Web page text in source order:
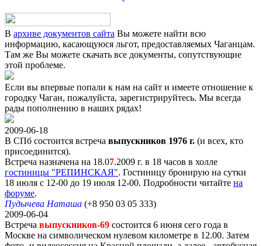
В архиве документов сайта Вы можете найти всю
информацию, касающуюся льгот, предоставляемых Чаганцам.
Там же Вы можете скачать все документы, сопутствующие
этой проблеме.
Если вы впервые попали к нам на сайт и имеете отношение к
городку Чаган, пожалуйста, зарегистрируйтесь. Мы всегда
рады пополнению в наших рядах!
2009-06-18
В СПб состоится встреча выпускников 1976 г. (и всех, кто
присоединится).
Встреча назначена на 18.07.2009 г. в 18 часов в холле
гостиницы "РЕПИНСКАЯ". Гостиницу бронирую на сутки
18 июля с 12-00 до 19 июля 12-00. Подробности читайте на
форуме.
Пудычева Наташа (+8 950 03 05 333)
2009-06-04
Встреча выпускников-69 состоится 6 июня сего года в
Москве на символическом нулевом километре в 12.00. Затем